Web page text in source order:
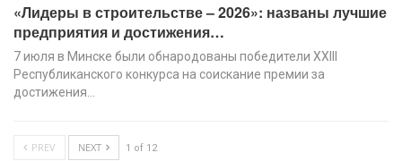
«Лидеры в строительстве – 2026»: названы лучшие
предприятия и достижения…
7 июля в Минске были обнародованы победители XХIII
Республиканского конкурса на соискание премии за
достижения…
PREV NEXT 1 of 12